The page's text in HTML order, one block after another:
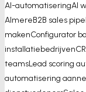
AI-automatiseringAI
AlmereB2B sales
makenConfigurator
installatiebedrijven
teamsLead scoring
automatisering